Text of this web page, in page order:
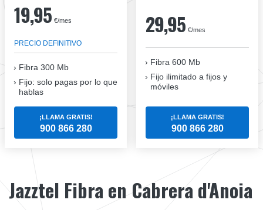
19,95 €/mes
PRECIO DEFINITIVO
Fibra 300 Mb
Fijo: solo pagas por lo que
hablas
¡LLAMA GRATIS!
900 866 280
29,95 €/mes
Fibra 600 Mb
Fijo ilimitado a fijos y
móviles
¡LLAMA GRATIS!
900 866 280
Jazztel Fibra en Cabrera d'Anoia